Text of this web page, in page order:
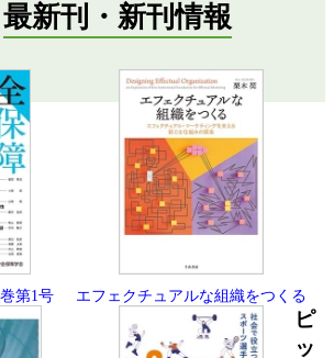
最新刊・新刊情報
第1号 エフェクチュアルな組織をつくる
ピ
ッ